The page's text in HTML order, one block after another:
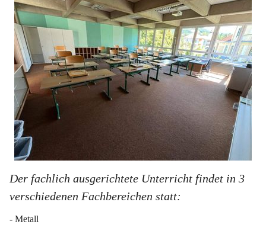
Der fachlich ausgerichtete Unterricht findet in 3
verschiedenen Fachbereichen statt:
- Metall